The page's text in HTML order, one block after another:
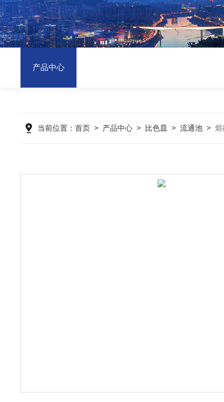
产品中心
当前位置： 首页> 产品中心> 比色皿 > 流通池> 熔